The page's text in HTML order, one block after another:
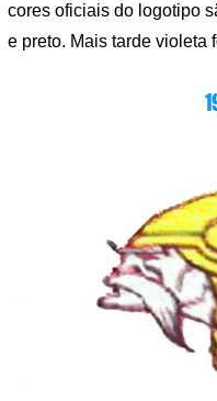
cores oficiais do logotipo
e preto. Mais tarde violeta